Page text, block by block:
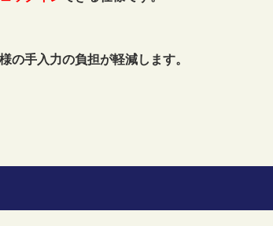
の手入力の負担が軽減します。